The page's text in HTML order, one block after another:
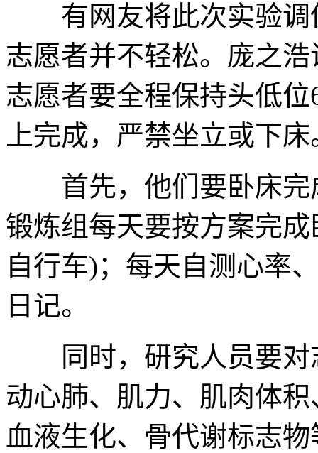
有网友将此次实验调
志愿者并不轻松。庞之
志愿者要全程保持头低
上完成，严禁坐立或下床
首先，他们要卧床完
锻炼组每天要按方案完
自行车)；每天自测心率
日记。
同时，研究人员要对
动心肺、肌力、肌肉体
血液生化、骨代谢标志